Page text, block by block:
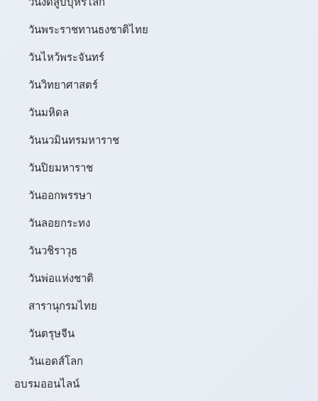
วันพระราชทานธงชาติไทย
วันไหว้พระจันทร์​
วันวิทยาศาสตร์
วันมหิดล
วันนวมินทรมหาราช
วันปิยมหาราช
วันออกพรรษา
วันลอยกระทง
วันวชิราวุธ
วันพ่อแห่งชาติ
สารานุกรมไทย
วันตรุษจีน
วันเอดส์โลก
อบรมออนไลน์